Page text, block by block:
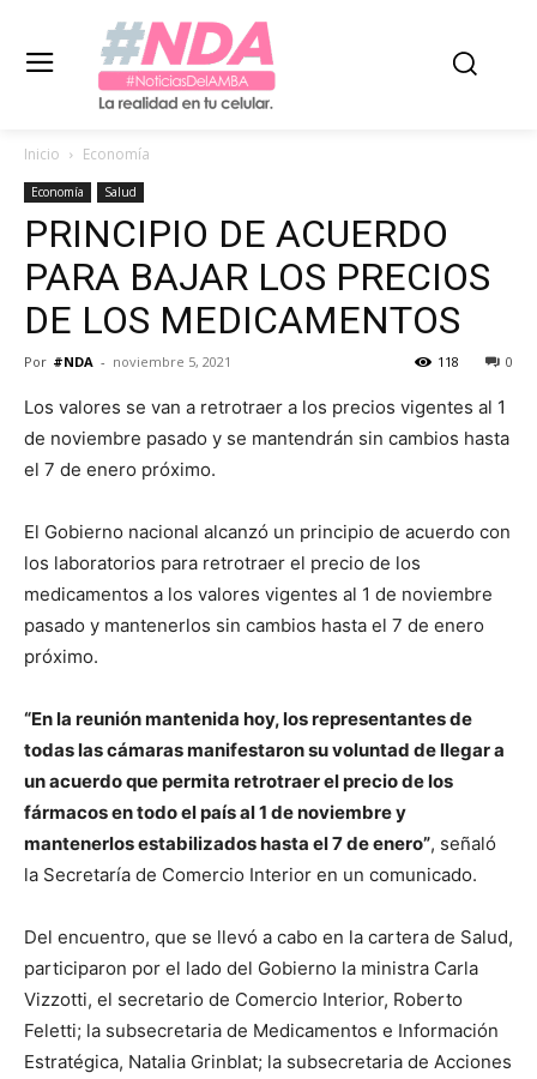
Inicio Economía
Economía Salud
PRINCIPIO DE ACUERDO
PARA BAJAR LOS PRECIOS
DE LOS MEDICAMENTOS
Por #NDA - noviembre 5, 2021 0
118
Los valores se van a retrotraer a los precios vigentes al 1
de noviembre pasado y se mantendrán sin cambios hasta
el 7 de enero próximo.
El Gobierno nacional alcanzó un principio de acuerdo con
los laboratorios para retrotraer el precio de los
medicamentos a los valores vigentes al 1 de noviembre
pasado y mantenerlos sin cambios hasta el 7 de enero
próximo.
“En la reunión mantenida hoy, los representantes de
todas las cámaras manifestaron su voluntad de llegar a
un acuerdo que permita retrotraer el precio de los
fármacos en todo el país al 1 de noviembre y
mantenerlos estabilizados hasta el 7 de enero”, señaló
la Secretaría de Comercio Interior en un comunicado.
Del encuentro, que se llevó a cabo en la cartera de Salud,
participaron por el lado del Gobierno la ministra Carla
Vizzotti, el secretario de Comercio Interior, Roberto
Feletti; la subsecretaria de Medicamentos e Información
Estratégica, Natalia Grinblat; la subsecretaria de Acciones